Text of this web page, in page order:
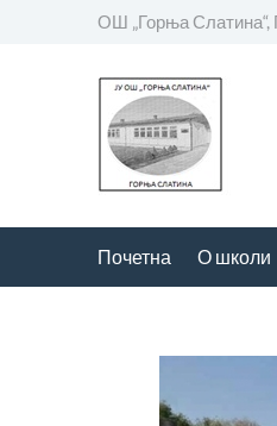
ОШ „Горња
Почетна О школи